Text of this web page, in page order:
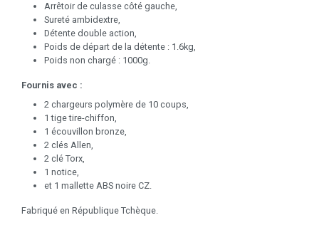
Arrêtoir de culasse côté gauche,
Sureté ambidextre,
Détente double action,
Poids de départ de la détente : 1.6kg,
Poids non chargé : 1000g.
Fournis avec :
2 chargeurs polymère de 10 coups,
1 tige tire-chiffon,
1 écouvillon bronze,
2 clés Allen,
2 clé Torx,
1 notice,
et 1 mallette ABS noire CZ.
Fabriqué en République Tchèque.